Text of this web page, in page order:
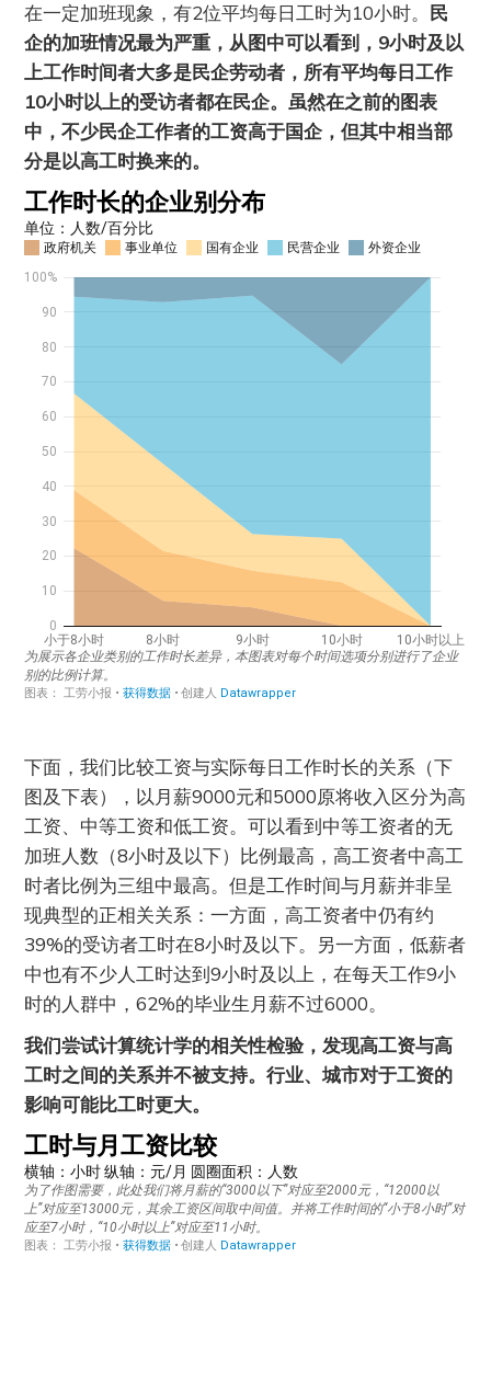
在一定加班现象，有2位平均每日工时为10小时。
民
企的加班情况最为严重，从图中可以看到，9小时及以
上工作时间者大多是民企劳动者，所有平均每日工作
10小时以上的受访者都在民企。虽然在之前的图表
中，不少民企工作者的工资高于国企，但其中相当部
分是以高工时换来的。
下面，我们比较工资与实际每日工作时长的关系（下
图及下表），以月薪9000元和5000原将收入区分为高
工资、中等工资和低工资。可以看到中等工资者的无
加班人数（8小时及以下）比例最高，高工资者中高工
时者比例为三组中最高。但是工作时间与月薪并非呈
现典型的正相关关系：一方面，高工资者中仍有约
39%的受访者工时在8小时及以下。另一方面，低薪者
中也有不少人工时达到9小时及以上，在每天工作9小
时的人群中，62%的毕业生月薪不过6000。
我们尝试计算统计学的相关性检验，发现高工资与高
工时之间的关系并不被支持。行业、城市对于工资的
影响可能比工时更大。